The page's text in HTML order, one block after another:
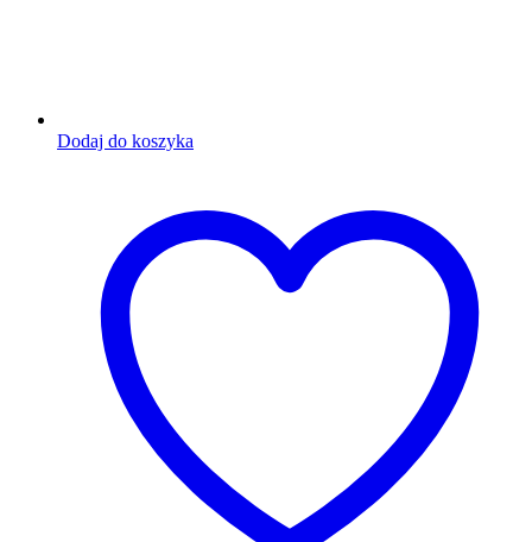
Dodaj do koszyka